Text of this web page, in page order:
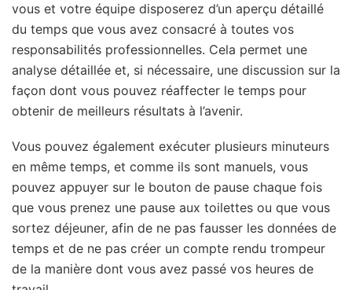
vous et votre équipe disposerez d’un aperçu détaillé
du temps que vous avez consacré à toutes vos
responsabilités professionnelles. Cela permet une
analyse détaillée et, si nécessaire, une discussion sur la
façon dont vous pouvez réaffecter le temps pour
obtenir de meilleurs résultats à l’avenir.
Vous pouvez également exécuter plusieurs minuteurs
en même temps, et comme ils sont manuels, vous
pouvez appuyer sur le bouton de pause chaque fois
que vous prenez une pause aux toilettes ou que vous
sortez déjeuner, afin de ne pas fausser les données de
temps et de ne pas créer un compte rendu trompeur
de la manière dont vous avez passé vos heures de